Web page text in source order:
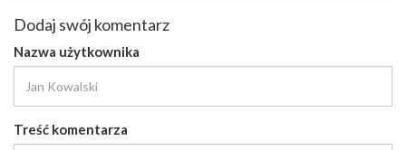
Dodaj swój komentarz
Nazwa użytkownika
Treść komentarza